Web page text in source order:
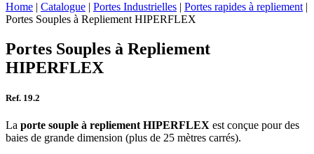
Home | Catalogue | Portes Industrielles | Portes rapides à repliement |
Portes Souples à Repliement HIPERFLEX
Portes Souples à Repliement
HIPERFLEX
Ref. 19.2
La porte souple à repliement HIPERFLEX est conçue pour des
baies de grande dimension (plus de 25 mètres carrés).